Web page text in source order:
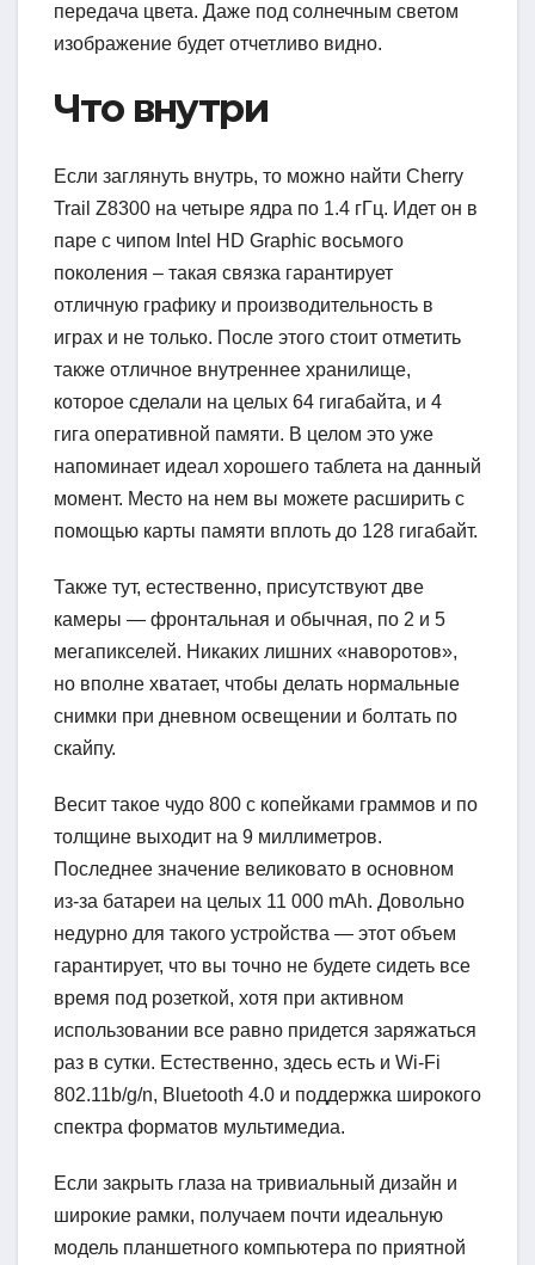
передача цвета. Даже под солнечным светом
изображение будет отчетливо видно.
Что внутри
Если заглянуть внутрь, то можно найти Cherry
Trail Z8300 на четыре ядра по 1.4 гГц. Идет он в
паре с чипом Intel HD Graphic восьмого
поколения – такая связка гарантирует
отличную графику и производительность в
играх и не только. После этого стоит отметить
также отличное внутреннее хранилище,
которое сделали на целых 64 гигабайта, и 4
гига оперативной памяти. В целом это уже
напоминает идеал хорошего таблета на данный
момент. Место на нем вы можете расширить с
помощью карты памяти вплоть до 128 гигабайт.
Также тут, естественно, присутствуют две
камеры — фронтальная и обычная, по 2 и 5
мегапикселей. Никаких лишних «наворотов»,
но вполне хватает, чтобы делать нормальные
снимки при дневном освещении и болтать по
скайпу.
Весит такое чудо 800 с копейками граммов и по
толщине выходит на 9 миллиметров.
Последнее значение великовато в основном
из-за батареи на целых 11 000 mAh. Довольно
недурно для такого устройства — этот объем
гарантирует, что вы точно не будете сидеть все
время под розеткой, хотя при активном
использовании все равно придется заряжаться
раз в сутки. Естественно, здесь есть и Wi-Fi
802.11b/g/n, Bluetooth 4.0 и поддержка широкого
спектра форматов мультимедиа.
Если закрыть глаза на тривиальный дизайн и
широкие рамки, получаем почти идеальную
модель планшетного компьютера по приятной